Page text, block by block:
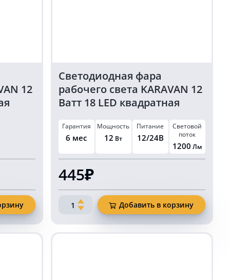
12
Светодиодная фара
рабочего света KARAVAN 12
Ватт 18 LED квадратная
12/24 Вольт
Гарантия
6 мес
Мощность
12 Вт
Питание
12/24В
Световой
поток
1200 Лм
445₽
Количество
Светодиодная
фара
Добавить в корзину